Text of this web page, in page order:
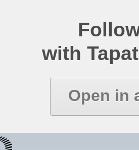
with
Open in